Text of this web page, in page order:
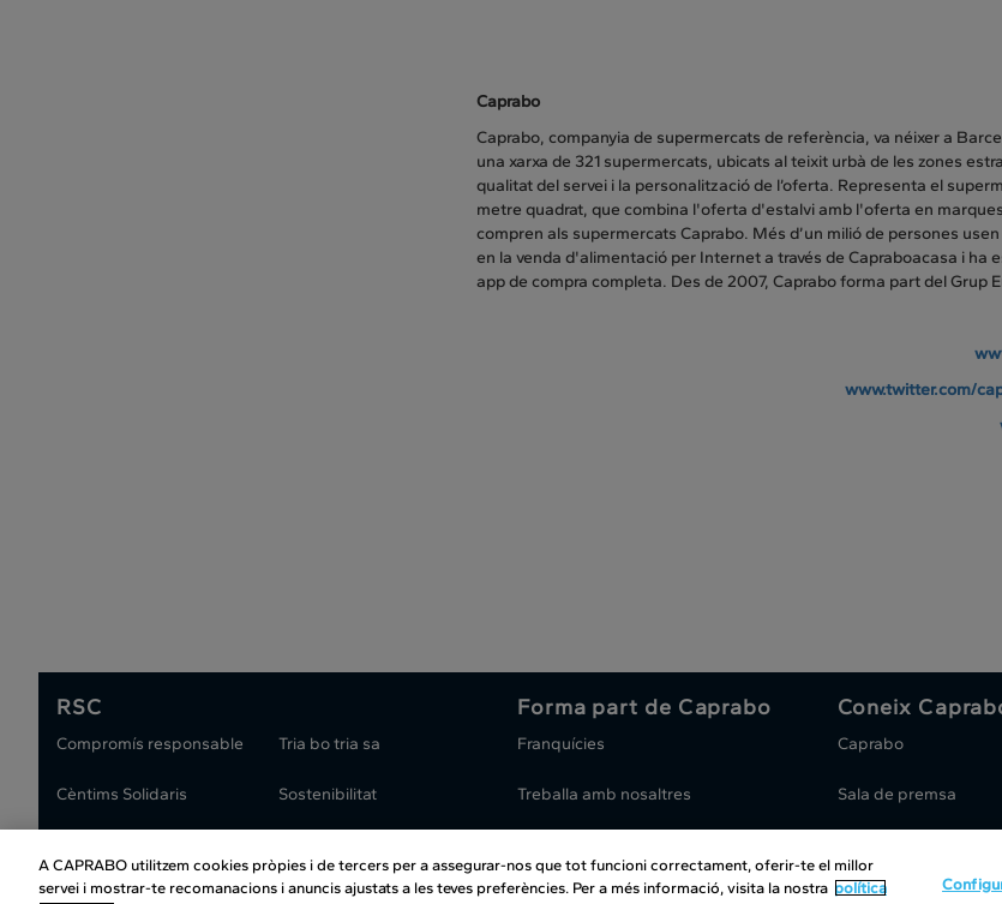
Caprabo
Caprabo, companyia de supermercats de referència, va néixer a
una xarxa de 321 supermercats, ubicats al teixit urbà de les zones
qualitat del servei i la personalització de l’oferta. Representa el
metre quadrat, que combina l'oferta d'estalvi amb l'oferta en
compren als supermercats Caprabo. Més d’un milió de persones
en la venda d'alimentació per Internet a través de Capraboacasa i
app de compra completa. Des de 2007, Caprabo forma part del Grup
www.twitter.com/
RSC
Compromís responsable
Cèntims Solidaris
Tria bo tria sa
Sostenibilitat
Forma part de Caprabo
Franquícies
Treballa amb nosaltres
Coneix
Caprabo
Sala de premsa
Atenció al client | Copyright | Política de cookies | Avís legal | Canal intern d'informació
Condiciones del club | Política de Protección de datos - © 2025 Caprabo, S.A.U. Tots els
A CAPRABO utilitzem cookies pròpies i de tercers per a assegurar-nos que tot funcioni correctament, oferir-te el millor
servei i mostrar-te recomanacions i anuncis ajustats a les teves preferències. Per a més informació, visita la nostra política